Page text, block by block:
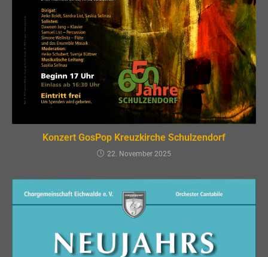
Konzert GosPop Kreuzkirche Schulzendorf
22. November 2025